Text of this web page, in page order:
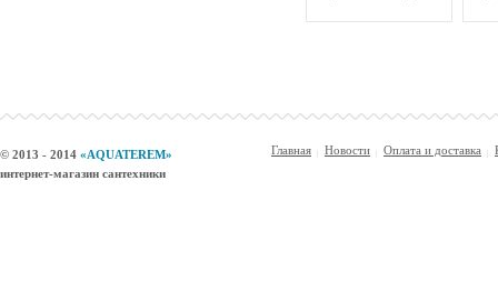
© 2013 - 2014 «AQUATEREM»
интернет-магазин сантехники
Главная Новости Оплата и доставка